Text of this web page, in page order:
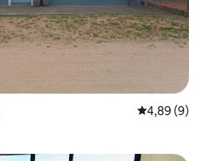
Prosječna
4,89 (9)